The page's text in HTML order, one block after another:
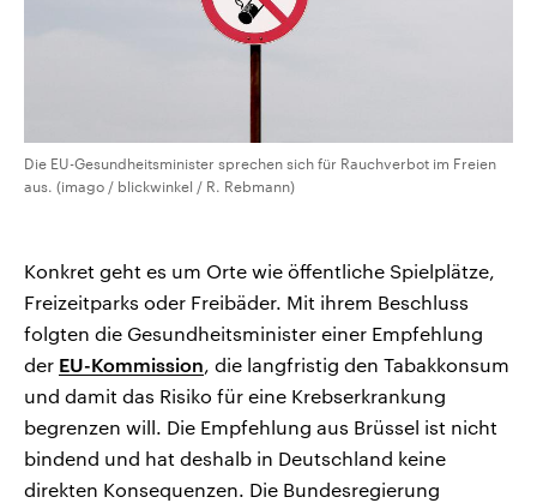
Die EU-Gesundheitsminister sprechen sich für Rauchverbot im Freien
aus. (imago / blickwinkel / R. Rebmann)
Konkret geht es um Orte wie öffentliche Spielplätze,
Freizeitparks oder Freibäder. Mit ihrem Beschluss
folgten die Gesundheitsminister einer Empfehlung
der EU-Kommission, die langfristig den Tabakkonsum
und damit das Risiko für eine Krebserkrankung
begrenzen will. Die Empfehlung aus Brüssel ist nicht
bindend und hat deshalb in Deutschland keine
direkten Konsequenzen. Die Bundesregierung